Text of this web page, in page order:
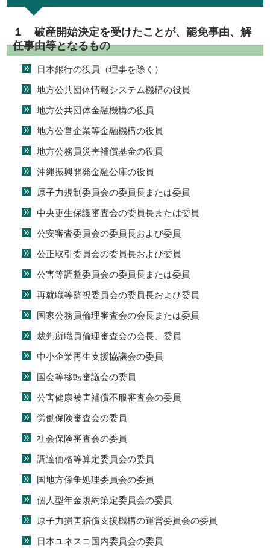
１ 破産開始決定を受けたことが、罷免事由、解
任事由等となるもの
日本銀行の役員（理事を除く）
地方公共団体情報システム機構の役員
地方公共団体金融機構の役員
地方公営企業等金融機構の役員
地方公務員災害補償基金の役員
沖縄振興開発金融公庫の役員
原子力規制委員会の委員長または委員
中央更生保護審査会の委員長または委員
公安審査委員会の委員長および委員
公正取引委員会の委員長および委員
公害等調整委員会の委員長または委員
再就職等監視委員会の委員長および委員
国家公務員倫理審査会の会長または委員
裁判所職員倫理審査会の会長、委員
中小企業再生支援協議会の委員
国会等移転審議会の委員
公害健康被害補償不服審査会の委員
労働保険審査会の委員
社会保険審査会の委員
調達価格等算定委員会の委員
国地方係争処理委員会の委員
個人型年金規約策定委員会の委員
原子力損害賠償支援機構の運営委員会の委員
日本ユネスコ国内委員会の委員